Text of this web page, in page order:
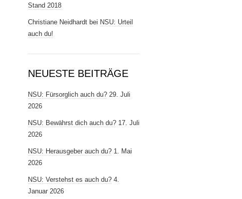
Stand 2018
Christiane Neidhardt bei NSU: Urteil
auch du!
NEUESTE BEITRÄGE
NSU: Fürsorglich auch du? 29. Juli
2026
NSU: Bewährst dich auch du? 17. Juli
2026
NSU: Herausgeber auch du? 1. Mai
2026
NSU: Verstehst es auch du? 4.
Januar 2026